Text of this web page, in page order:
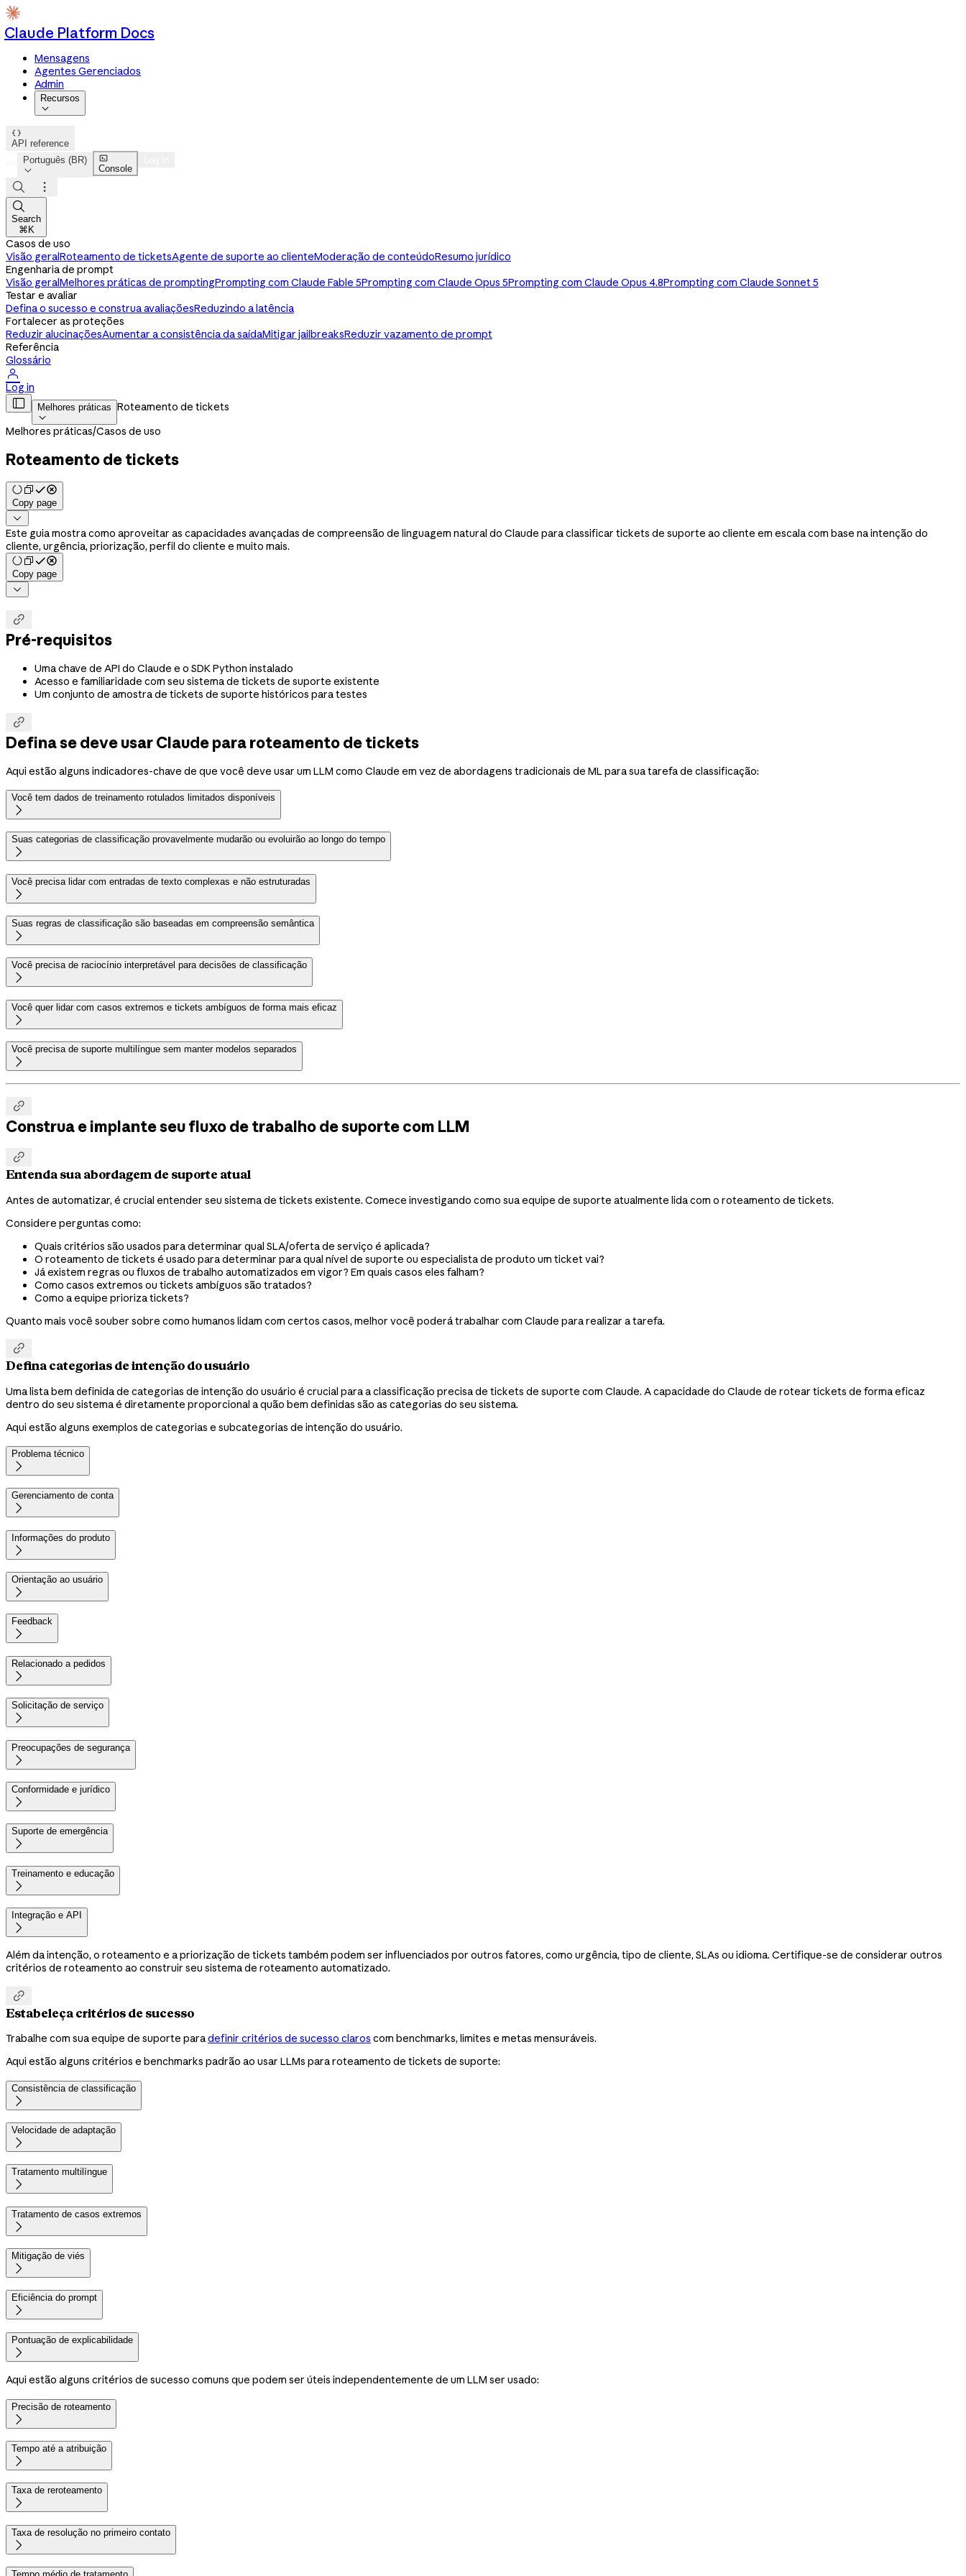
Claude Platform Docs
Mensagens
Agentes Gerenciados
Admin
Recursos


API reference
Português (BR)


Console



Search
⌘K
Casos de uso
Visão geralRoteamento de ticketsAgente de suporte ao clienteModeração de conteúdoResumo jurídico
Engenharia de prompt
Visão geralMelhores práticas de promptingPrompting com Claude Fable 5Prompting com Claude Opus 5Prompting com Claude Opus 4.8Prompting com Claude Sonnet 5
Testar e avaliar
Defina o sucesso e construa avaliaçõesReduzindo a latência
Fortalecer as proteções
Reduzir alucinaçõesAumentar a consistência da saídaMitigar jailbreaksReduzir vazamento de prompt
Referência
Glossário

Log in
 Melhores práticas

Roteamento de tickets
Melhores práticas/Casos de uso
Roteamento de tickets
Copy page

Este guia mostra como aproveitar as capacidades avançadas de compreensão de linguagem natural do Claude para classificar tickets de suporte ao cliente em escala com base na intenção do
cliente, urgência, priorização, perfil do cliente e muito mais.
Copy page


Pré-requisitos
Uma chave de API do Claude e o SDK Python instalado
Acesso e familiaridade com seu sistema de tickets de suporte existente
Um conjunto de amostra de tickets de suporte históricos para testes

Defina se deve usar Claude para roteamento de tickets
Aqui estão alguns indicadores-chave de que você deve usar um LLM como Claude em vez de abordagens tradicionais de ML para sua tarefa de classificação:
Você tem dados de treinamento rotulados limitados disponíveis

Suas categorias de classificação provavelmente mudarão ou evoluirão ao longo do tempo

Você precisa lidar com entradas de texto complexas e não estruturadas

Suas regras de classificação são baseadas em compreensão semântica

Você precisa de raciocínio interpretável para decisões de classificação

Você quer lidar com casos extremos e tickets ambíguos de forma mais eficaz

Você precisa de suporte multilíngue sem manter modelos separados


Construa e implante seu fluxo de trabalho de suporte com LLM

Entenda sua abordagem de suporte atual
Antes de automatizar, é crucial entender seu sistema de tickets existente. Comece investigando como sua equipe de suporte atualmente lida com o roteamento de tickets.
Considere perguntas como:
Quais critérios são usados para determinar qual SLA/oferta de serviço é aplicada?
O roteamento de tickets é usado para determinar para qual nível de suporte ou especialista de produto um ticket vai?
Já existem regras ou fluxos de trabalho automatizados em vigor? Em quais casos eles falham?
Como casos extremos ou tickets ambíguos são tratados?
Como a equipe prioriza tickets?
Quanto mais você souber sobre como humanos lidam com certos casos, melhor você poderá trabalhar com Claude para realizar a tarefa.

Defina categorias de intenção do usuário
Uma lista bem definida de categorias de intenção do usuário é crucial para a classificação precisa de tickets de suporte com Claude. A capacidade do Claude de rotear tickets de forma eficaz
dentro do seu sistema é diretamente proporcional a quão bem definidas são as categorias do seu sistema.
Aqui estão alguns exemplos de categorias e subcategorias de intenção do usuário.
Problema técnico

Gerenciamento de conta

Informações do produto

Orientação ao usuário

Feedback

Relacionado a pedidos

Solicitação de serviço

Preocupações de segurança

Conformidade e jurídico

Suporte de emergência

Treinamento e educação

Integração e API

Além da intenção, o roteamento e a priorização de tickets também podem ser influenciados por outros fatores, como urgência, tipo de cliente, SLAs ou idioma. Certifique-se de considerar outros
critérios de roteamento ao construir seu sistema de roteamento automatizado.

Estabeleça critérios de sucesso
Trabalhe com sua equipe de suporte paradefinir critérios de sucesso claros com benchmarks, limites e metas mensuráveis.
Aqui estão alguns critérios e benchmarks padrão ao usar LLMs para roteamento de tickets de suporte:
Consistência de classificação

Velocidade de adaptação

Tratamento multilíngue

Tratamento de casos extremos

Mitigação de viés

Eficiência do prompt

Pontuação de explicabilidade

Aqui estão alguns critérios de sucesso comuns que podem ser úteis independentemente de um LLM ser usado:
Precisão de roteamento

Tempo até a atribuição

Taxa de reroteamento

Taxa de resolução no primeiro contato
